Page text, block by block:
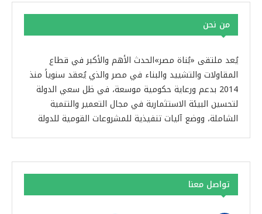
من نحن
يُعد ملتقى «بُناة مصر»الحدث الأهم والأكبر في قطاع
المقاولات والتشييد والبناء في مصر والذي يُعقد سنوياً منذ
2014 بدعم ورعاية حكومية موسعة، في ظل سعي الدولة
لتحسين البيئة الاستثمارية في مجال التعمير والتنمية
الشاملة، ووضع آليات تنفيذية للمشروعات القومية للدولة
تواصل معنا